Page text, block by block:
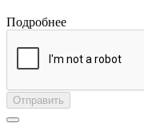
Подробнее
Отправить